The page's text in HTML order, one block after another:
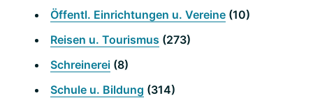
Öffentl. Einrichtungen u. Vereine (10)
Reisen u. Tourismus (273)
Schreinerei (8)
Schule u. Bildung (314)